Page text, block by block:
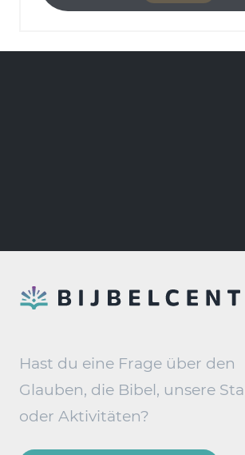
Hast du eine Frage über den
Glauben, die Bibel, unsere
oder Aktivitäten?